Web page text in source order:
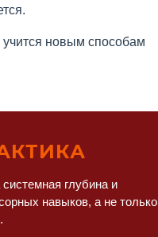
новым способам
глубина и
навыков, а не только